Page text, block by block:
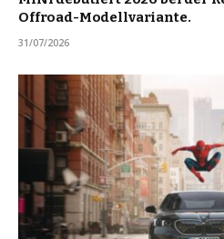
Offroad-Modellvariante.
31/07/2026